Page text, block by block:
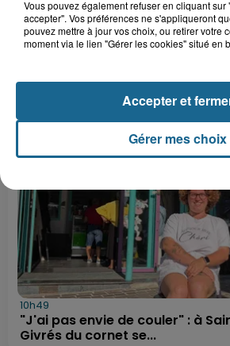
SIMPLE PLAN / SEAN
PAUL
summer paradise
FOOL'S GARDEN
lemon tree
LE FIL INFO
10h49
"J'ai pas envie de couler" : à
Givrés du cornet se...
Vous pouvez également refuser en cliquant sur
accepter". Vos préférences ne s'appliqueront
pouvez mettre à jour vos choix, ou retirer votre
moment via le lien "Gérer les cookies" situé en
Gérer mes choix
Accepter et